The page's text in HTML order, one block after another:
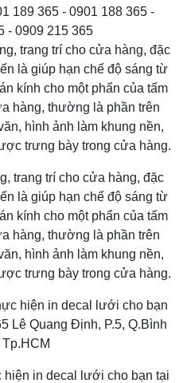
189 365 - 0901 188 365 -
- 0909 215 365
trang trí cho cửa hàng, đặc
là giúp hạn chế độ sáng từ
kính cho một phẩn của tấm
hàng, thường là phần trên
hình ảnh làm khung nền,
trưng bày trong cửa hàng.
hiện in decal lưới cho bạn tại